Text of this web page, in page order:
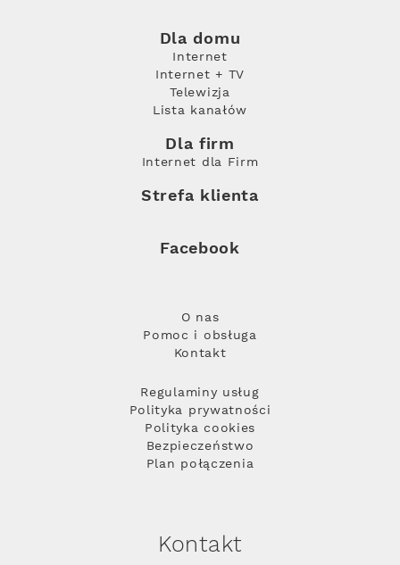
Dla domu
Internet
Internet + TV
Telewizja
Lista kanałów
Dla firm
Internet dla Firm
Strefa klienta
Facebook
O nas
Pomoc i obsługa
Kontakt
Regulaminy usług
Polityka prywatności
Polityka cookies
Bezpieczeństwo
Plan połączenia
Kontakt